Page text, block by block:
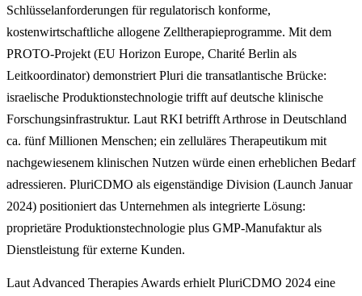
Schlüsselanforderungen für regulatorisch konforme,
kostenwirtschaftliche allogene Zelltherapieprogramme. Mit dem
PROTO-Projekt (EU Horizon Europe, Charité Berlin als
Leitkoordinator) demonstriert Pluri die transatlantische Brücke:
israelische Produktionstechnologie trifft auf deutsche klinische
Forschungsinfrastruktur. Laut RKI betrifft Arthrose in Deutschland
ca. fünf Millionen Menschen; ein zelluläres Therapeutikum mit
nachgewiesenem klinischen Nutzen würde einen erheblichen Bedarf
adressieren. PluriCDMO als eigenständige Division (Launch Januar
2024) positioniert das Unternehmen als integrierte Lösung:
proprietäre Produktionstechnologie plus GMP-Manufaktur als
Dienstleistung für externe Kunden.
Laut Advanced Therapies Awards erhielt PluriCDMO 2024 eine